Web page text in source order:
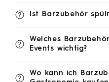
Ist Barzubehör
Welches
Events wichtig?
Wo kann ich